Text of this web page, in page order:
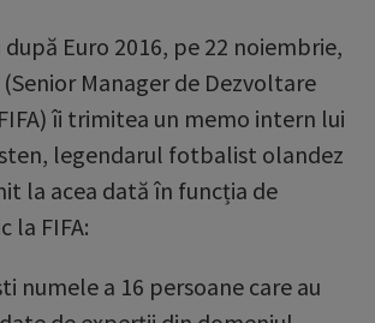
Euro 2016, pe 22 noiembrie,
Manager de Dezvoltare
îi trimitea un memo intern lui
legendarul fotbalist olandez
la acea dată în funcția de
la FIFA:
numele a 16 persoane care au